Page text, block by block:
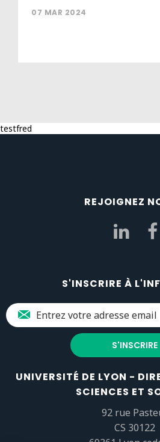
07 MAR 2024
testfred
REJOIGNEZ
S'INSCRIRE À
UNIVERSITÉ DE LYON -
SCIENCES ET
92 rue
CS 30122